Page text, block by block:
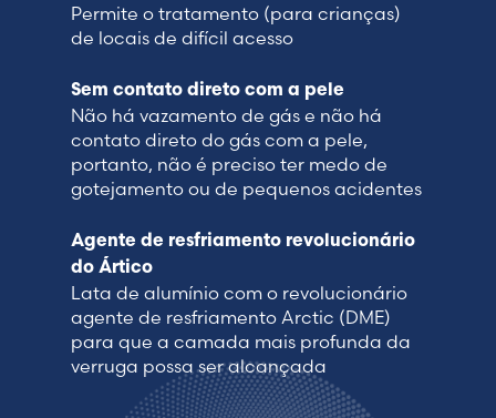
Permite o tratamento (para crianças)
de locais de difícil acesso
Sem contato direto com a pele
Não há vazamento de gás e não há
contato direto do gás com a pele,
portanto, não é preciso ter medo de
gotejamento ou de pequenos acidentes
Agente de resfriamento revolucionário
do Ártico
Lata de alumínio com o revolucionário
agente de resfriamento Arctic (DME)
para que a camada mais profunda da
verruga possa ser alcançada